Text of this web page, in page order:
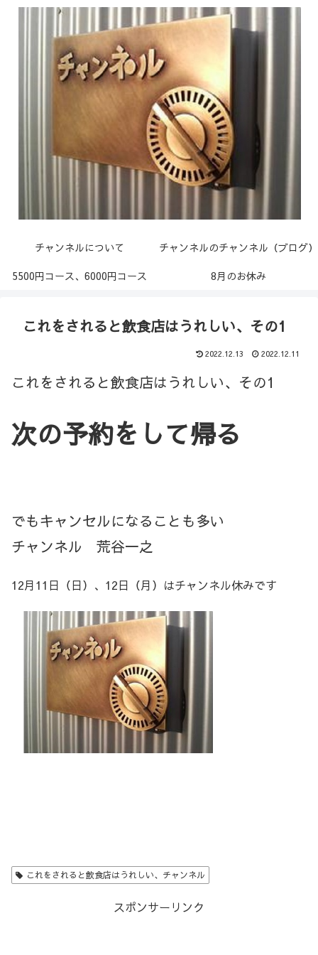
チャンネルについて
チャンネルのチャンネル（ブログ）
5500円コース、6000円コース
8月のお休み
これをされると飲食店はうれしい、その1
2022.12.13 2022.12.11
これをされると飲食店はうれしい、その1
次の予約をして帰る
でもキャンセルになることも多い
チャンネル 荒谷一之
12月11日（日）、12日（月）はチャンネル休みです
これをされると飲食店はうれしい、チャンネル
スポンサーリンク